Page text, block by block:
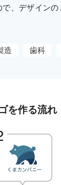
、デザイン
造 歯科
を作る流れ